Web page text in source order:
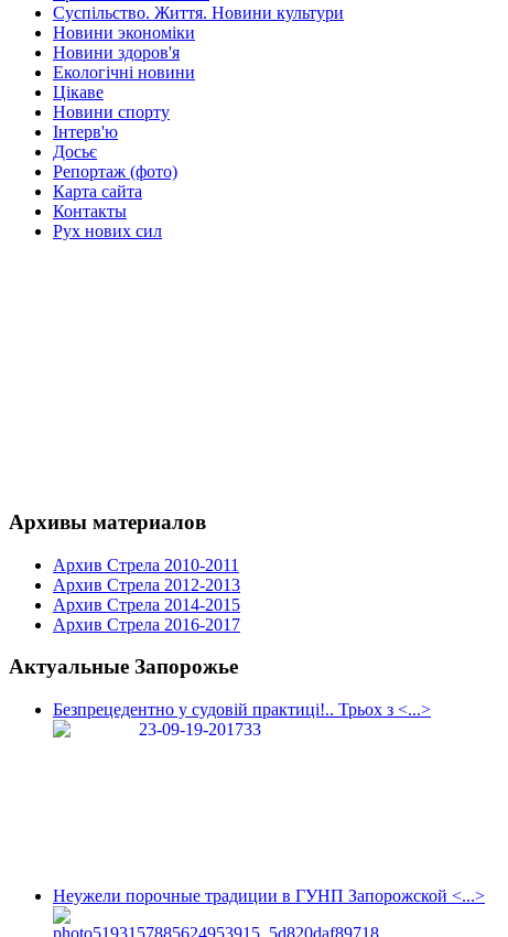
Суспільство. Життя. Новини культури
Новини экономіки
Новини здоров'я
Екологічні новини
Цікаве
Новини спорту
Інтерв'ю
Досьє
Репортаж (фото)
Карта сайта
Контакты
Рух нових сил
Архивы материалов
Архив Стрела 2010-2011
Архив Стрела 2012-2013
Архив Стрела 2014-2015
Архив Стрела 2016-2017
Актуальные Запорожье
Безпрецедентно у судовій практиці!.. Трьох з <...>
Неужели порочные традиции в ГУНП Запорожской <...>